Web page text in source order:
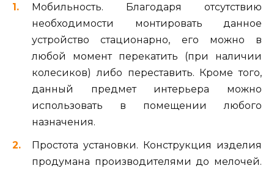
Мобильность. Благодаря отсутствию
необходимости монтировать данное
устройство стационарно, его можно в
любой момент перекатить (при наличии
колесиков) либо переставить. Кроме того,
данный предмет интерьера можно
использовать в помещении любого
назначения.
Простота установки. Конструкция изделия
продумана производителями до мелочей.